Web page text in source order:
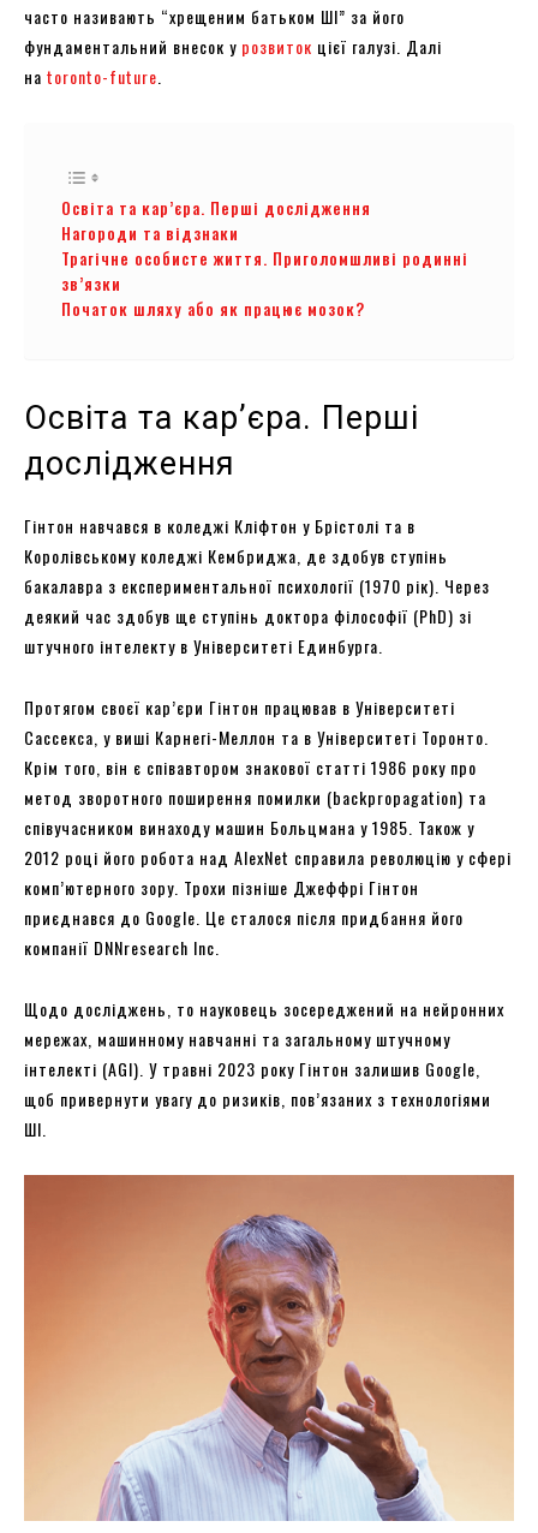
часто називають “хрещеним батьком ШІ” за його
фундаментальний внесок у розвиток цієї галузі. Далі
на toronto-future
Освіта та кар’єра. Перші дослідження
Нагороди та відзнаки
Трагічне особисте життя. Приголомшливі родинні
зв’язки
Початок шляху або як працює мозок?
Освіта та кар’єра. Перші
дослідження
Гінтон навчався в коледжі Кліфтон у Брістолі та в
Королівському коледжі Кембриджа, де здобув ступінь
бакалавра з експериментальної психології (1970 рік). Через
деякий час здобув ще ступінь доктора філософії (PhD) зі
штучного інтелекту в Університеті Единбурга.
Протягом своєї кар’єри Гінтон працював в Університеті
Сассекса, у виші Карнегі-Меллон та в Університеті Торонто.
Крім того, він є співавтором знакової статті 1986 року про
метод зворотного поширення помилки (backpropagation) та
співучасником винаходу машин Больцмана у 1985. Також у
2012 році його робота над AlexNet справила революцію у сфері
комп’ютерного зору. Трохи пізніше Джеффрі Гінтон
приєднався до Google. Це сталося після придбання його
компанії DNNresearch Inc.
Щодо досліджень, то науковець зосереджений на нейронних
мережах, машинному навчанні та загальному штучному
інтелекті (AGI). У травні 2023 року Гінтон залишив Google,
щоб привернути увагу до ризиків, пов’язаних з технологіями
ШІ.